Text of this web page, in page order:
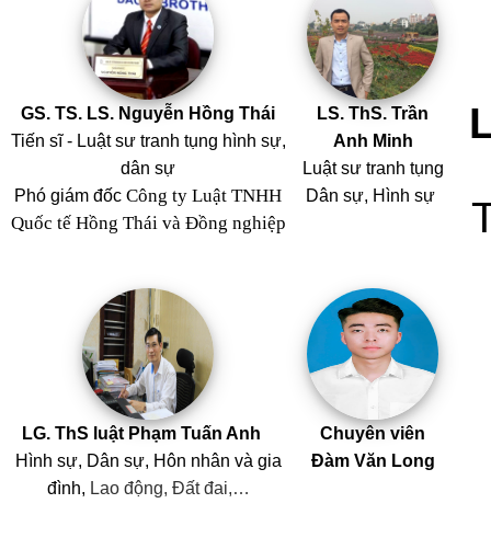
GS. TS. LS. Nguyễn Hồng Thái
Tiến sĩ - Luật sư tranh tụng hình sự,
dân sự
Phó giám đốc Công ty Luật TNHH
Quốc tế Hồng Thái và Đồng nghiệp
LS. ThS. Trần
Anh Minh
Luật sư tranh tụng
Dân sự, Hình sự
LG. ThS luật Phạm Tuấn Anh
Hình sự, Dân sự, Hôn nhân và gia
đình, Lao động, Đất đai,…
Chuyên viên
Đàm Văn Long